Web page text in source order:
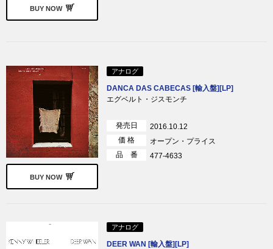
BUY NOW
BUY NOW
アナログ
DANCA DAS CABECAS [輸入盤][LP]
エグベルト・ジスモンチ
発売日
2016.10.12
価 格
オープン・プライス
品 番
477-4633
アナログ
DEER WAN [輸入盤][LP]